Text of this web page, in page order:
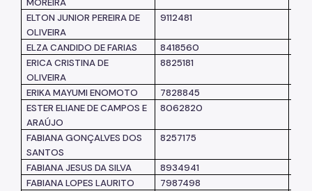
ELTON JUNIOR PEREIRA DE
OLIVEIRA
9112481
ELZA CANDIDO DE FARIAS 8418560
ERICA CRISTINA DE
OLIVEIRA
8825181
ERIKA MAYUMI ENOMOTO 7828845
ESTER ELIANE DE CAMPOS E
ARAÚJO
8062820
FABIANA GONÇALVES DOS
SANTOS
8257175
FABIANA JESUS DA SILVA 8934941
FABIANA LOPES LAURITO
7987498